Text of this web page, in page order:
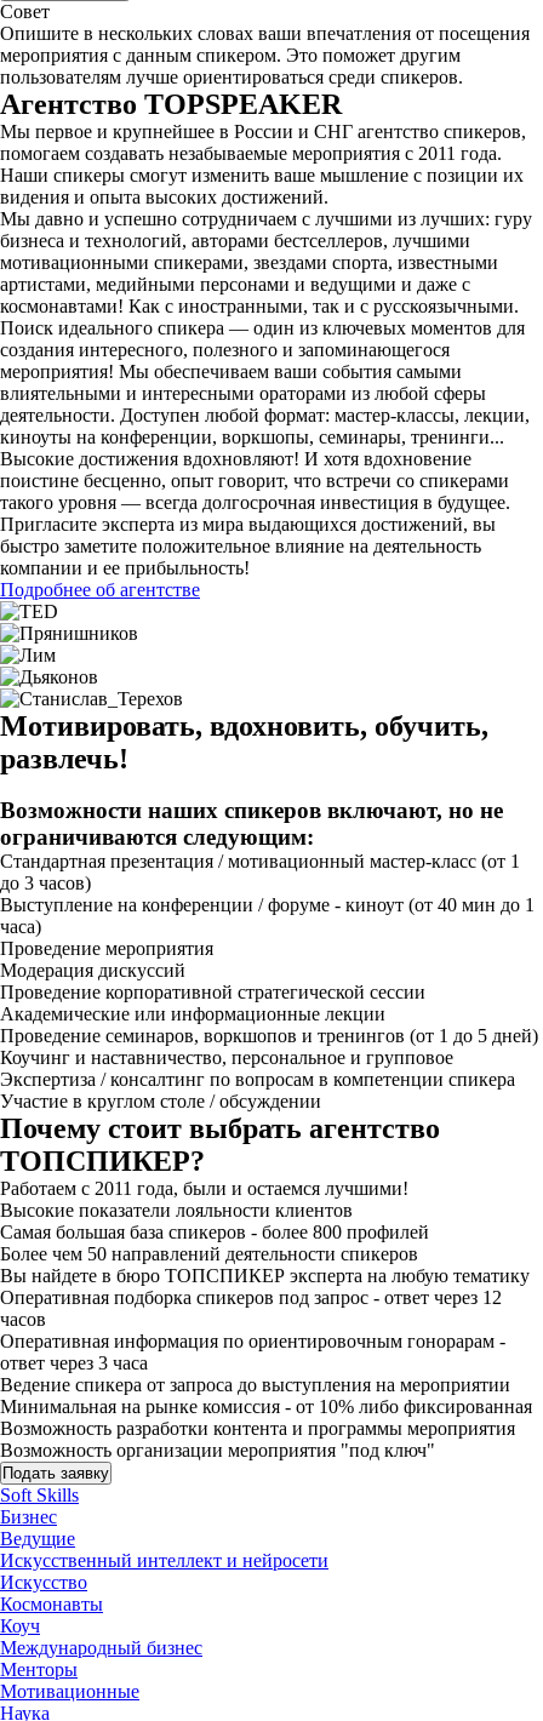
Совет
Опишите в нескольких словах ваши впечатления от посещения
мероприятия с данным спикером. Это поможет другим
пользователям лучше ориентироваться среди спикеров.
Агентство TOPSPEAKER
Мы первое и крупнейшее в России и СНГ агентство спикеров,
помогаем создавать незабываемые мероприятия с 2011 года.
Наши спикеры смогут изменить ваше мышление с позиции их
видения и опыта высоких достижений.
Мы давно и успешно сотрудничаем с лучшими из лучших: гуру
бизнеса и технологий, авторами бестселлеров, лучшими
мотивационными спикерами, звездами спорта, известными
артистами, медийными персонами и ведущими и даже с
космонавтами! Как с иностранными, так и с русскоязычными.
Поиск идеального спикера — один из ключевых моментов для
создания интересного, полезного и запоминающегося
мероприятия! Мы обеспечиваем ваши события самыми
влиятельными и интересными ораторами из любой сферы
деятельности. Доступен любой формат: мастер-классы, лекции,
киноуты на конференции, воркшопы, семинары, тренинги...
Высокие достижения вдохновляют! И хотя вдохновение
поистине бесценно, опыт говорит, что встречи со спикерами
такого уровня — всегда долгосрочная инвестиция в будущее.
Пригласите эксперта из мира выдающихся достижений, вы
быстро заметите положительное влияние на деятельность
компании и ее прибыльность!
Подробнее об агентстве
Мотивировать, вдохновить, обучить,
развлечь!
Возможности наших спикеров включают, но не
ограничиваются следующим:
Стандартная презентация / мотивационный мастер-класс (от 1
до 3 часов)
Выступление на конференции / форуме - киноут (от 40 мин до 1
часа)
Проведение мероприятия
Модерация дискуссий
Проведение корпоративной стратегической сессии
Академические или информационные лекции
Проведение семинаров, воркшопов и тренингов (от 1 до 5 дней)
Коучинг и наставничество, персональное и групповое
Экспертиза / консалтинг по вопросам в компетенции спикера
Участие в круглом столе / обсуждении
Почему стоит выбрать агентство
ТОПСПИКЕР?
Работаем с 2011 года, были и остаемся лучшими!
Высокие показатели лояльности клиентов
Самая большая база спикеров - более 800 профилей
Более чем 50 направлений деятельности спикеров
Вы найдете в бюро ТОПСПИКЕР эксперта на любую тематику
Оперативная подборка спикеров под запрос - ответ через 12
часов
Оперативная информация по ориентировочным гонорарам -
ответ через 3 часа
Ведение спикера от запроса до выступления на мероприятии
Минимальная на рынке комиссия - от 10% либо фиксированная
Возможность разработки контента и программы мероприятия
Возможность организации мероприятия "под ключ"
Подать заявку
Soft Skills
Бизнес
Ведущие
Искусственный интеллект и нейросети
Искусство
Космонавты
Коуч
Международный бизнес
Менторы
Мотивационные
Наука